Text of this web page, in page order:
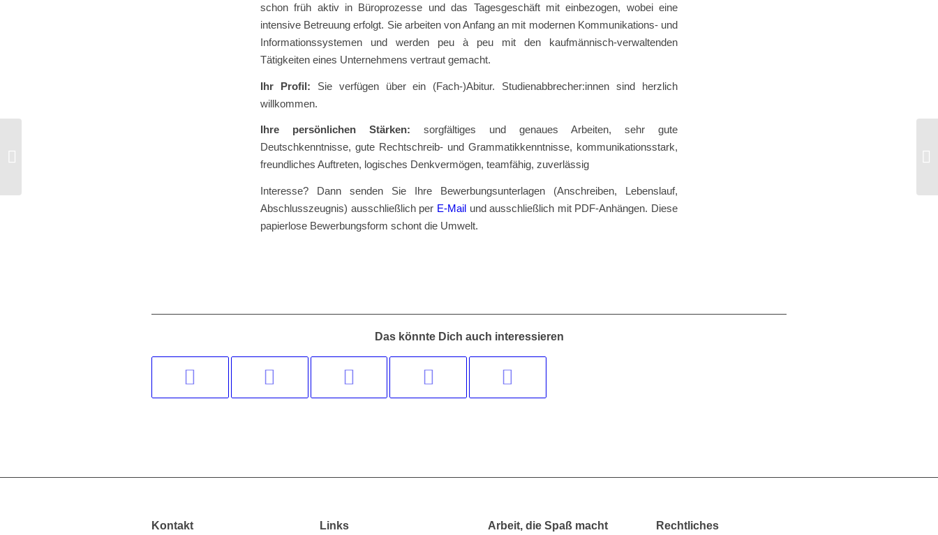
schon früh aktiv in Büroprozesse und das Tagesgeschäft mit einbezogen, wobei eine
intensive Betreuung erfolgt. Sie arbeiten von Anfang an mit modernen Kommunikations- und
Informationssystemen und werden peu à peu mit den kaufmännisch-verwaltenden
Tätigkeiten eines Unternehmens vertraut gemacht.
Ihr Profil: Sie verfügen über ein (Fach-)Abitur. Studienabbrecher:innen sind herzlich
willkommen.
Ihre persönlichen Stärken: sorgfältiges und genaues Arbeiten, sehr gute
Deutschkenntnisse, gute Rechtschreib- und Grammatikkenntnisse, kommunikationsstark,
freundliches Auftreten, logisches Denkvermögen, teamfähig, zuverlässig
Interesse? Dann senden Sie Ihre Bewerbungsunterlagen (Anschreiben, Lebenslauf,
Abschlusszeugnis) ausschließlich per E-Mailund ausschließlich mit PDF-Anhängen. Diese
papierlose Bewerbungsform schont die Umwelt.
Das könnte Dich auch interessieren
Kontakt Links Arbeit, die Spaß macht Rechtliches